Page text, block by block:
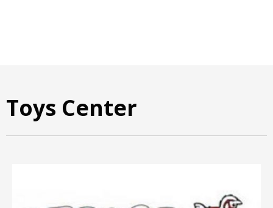
Toys Center